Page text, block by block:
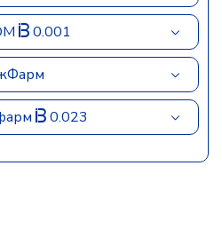
0.001
0.023